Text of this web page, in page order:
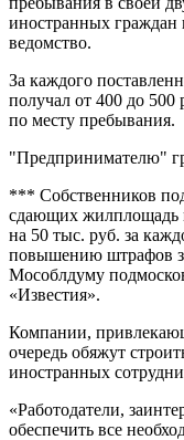
иностранных граждан
ведомство.
За каждого
получал от 400 до 500
по месту пребывания.
"Предпринимателю"
*** Собственников
сдающих жилплощадь
на 50 тыс. руб. за
повышению штрафов
Мособлдуму
«Известия».
Компании,
очередь обяжут
иностранных
«Работодатели,
обеспечить все